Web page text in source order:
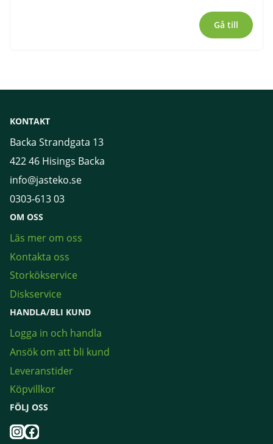
Gå till
KONTAKT
Backa Strandgata 13
422 46 Hisings Backa
info@jasteko.se
0303-613 03
OM OSS
Läs mer om oss
Kontakta oss
Storkökservice
Diskservice
HANDLA/BLI KUND
Logga in och handla
Ansök om att bli kund
Leveranstider
Köpvillkor
FÖLJ OSS